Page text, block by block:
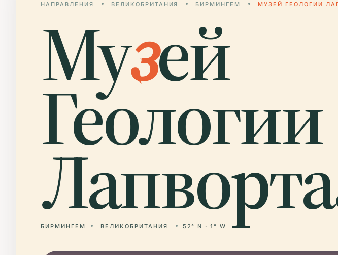
НАПРАВЛЕНИЯ ВЕЛИКОБРИТАНИЯ БИРМИНГЕМ МУЗЕЙ ГЕОЛОГИИ
Музей
Геологии
БИРМИНГЕМ ВЕЛИКОБРИТАНИЯ 52° N · 1° W